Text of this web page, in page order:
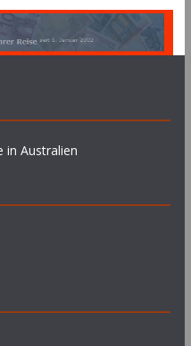
in Australien